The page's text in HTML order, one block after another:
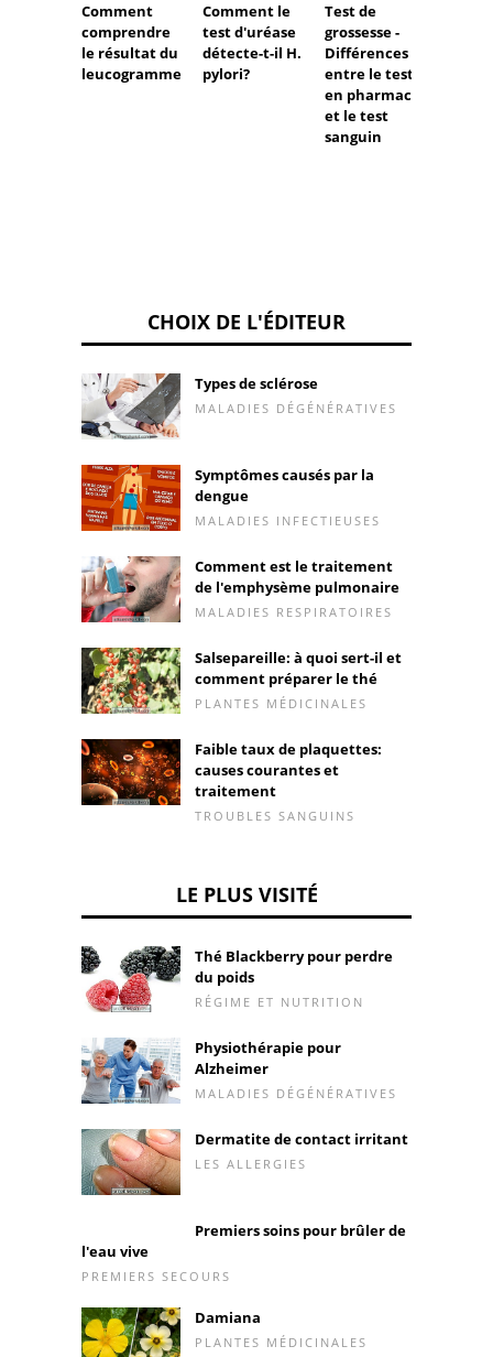
Comment
comprendre
le résultat du
leucogramme
Comment le
test d'uréase
détecte-t-il H.
pylori?
Test de
grossesse -
Différences
entre le test
en pharmacie
et le test
sanguin
CHOIX DE L'ÉDITEUR
Types de sclérose
MALADIES DÉGÉNÉRATIVES
Symptômes causés par la
dengue
MALADIES INFECTIEUSES
Comment est le traitement
de l'emphysème pulmonaire
MALADIES RESPIRATOIRES
Salsepareille: à quoi sert-il et
comment préparer le thé
PLANTES MÉDICINALES
Faible taux de plaquettes:
causes courantes et
traitement
TROUBLES SANGUINS
LE PLUS VISITÉ
Thé Blackberry pour perdre
du poids
RÉGIME ET NUTRITION
Physiothérapie pour
Alzheimer
MALADIES DÉGÉNÉRATIVES
Dermatite de contact irritant
LES ALLERGIES
Premiers soins pour brûler de
l'eau vive
PREMIERS SECOURS
Damiana
PLANTES MÉDICINALES